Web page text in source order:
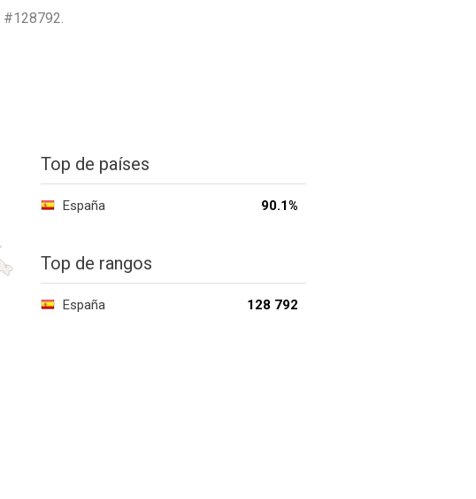
#128792.
Top de países
España 90.1%
Top de rangos
España 128 792